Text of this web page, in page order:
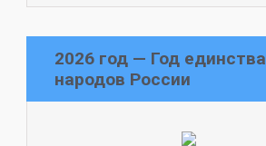
2026 год — Год единства
народов России